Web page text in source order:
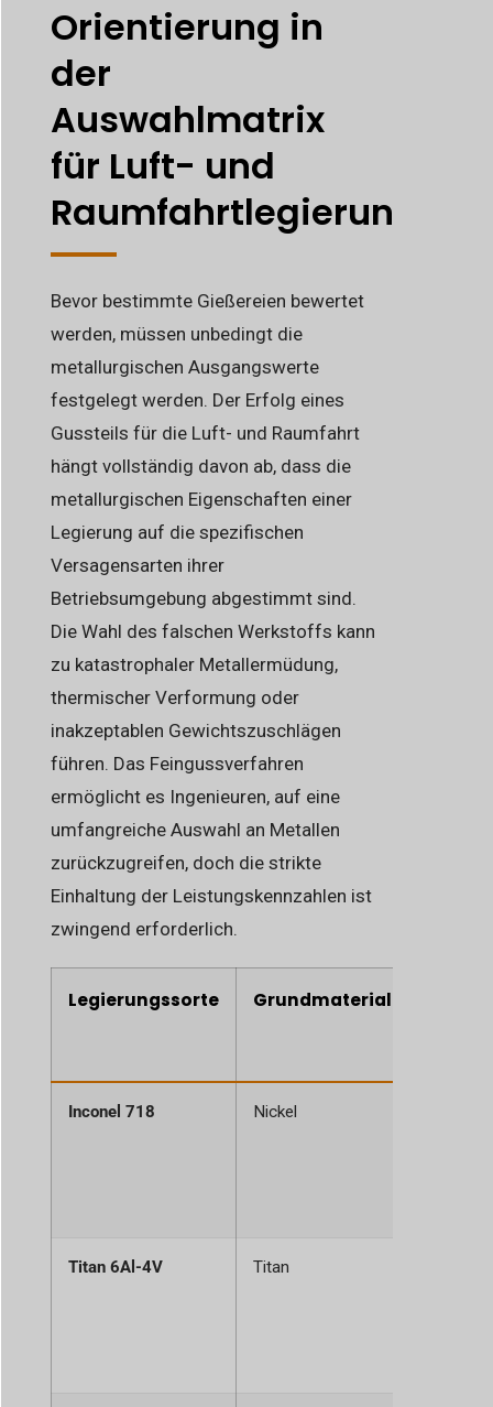
Orientierung in
der
Auswahlmatrix
für Luft- und
Raumfahrtlegierungen
Bevor bestimmte Gießereien bewertet
werden, müssen unbedingt die
metallurgischen Ausgangswerte
festgelegt werden. Der Erfolg eines
Gussteils für die Luft- und Raumfahrt
hängt vollständig davon ab, dass die
metallurgischen Eigenschaften einer
Legierung auf die spezifischen
Versagensarten ihrer
Betriebsumgebung abgestimmt sind.
Die Wahl des falschen Werkstoffs kann
zu katastrophaler Metallermüdung,
thermischer Verformung oder
inakzeptablen Gewichtszuschlägen
führen. Das Feingussverfahren
ermöglicht es Ingenieuren, auf eine
umfangreiche Auswahl an Metallen
zurückzugreifen, doch die strikte
Einhaltung der Leistungskennzahlen ist
zwingend erforderlich.
Legierungssorte Grundmaterial
Inconel 718 Nickel
Titan 6Al-4V Titan